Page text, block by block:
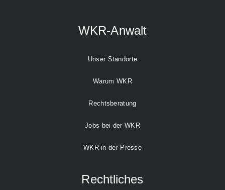
WKR-Anwalt
Unser Standorte
Warum WKR
Rechtsberatung
Jobs bei der WKR
WKR in der Presse
Rechtliches